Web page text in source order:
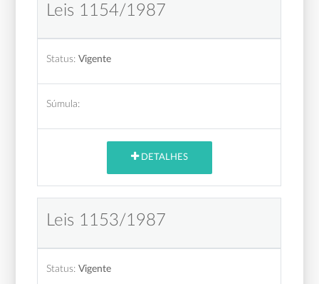
Leis 1154/1987
Status: Vigente
Súmula:
DETALHES
Leis 1153/1987
Status: Vigente